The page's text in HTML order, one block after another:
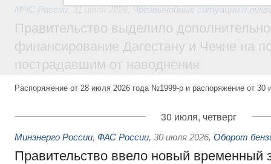
МЧС России 31 июля 2026 Чрезвычайные ситуации и
Правительство выделило
финансирование Дагестану и Чечне на
пострадавшим от наводнения
Распоряжение от 28 июля 2026 года №1999-р и распоряжение от
30 июля, четверг
Минэнерго России, ФАС России, 30 июля 2026, Оборот
Правительство ввело новый временный